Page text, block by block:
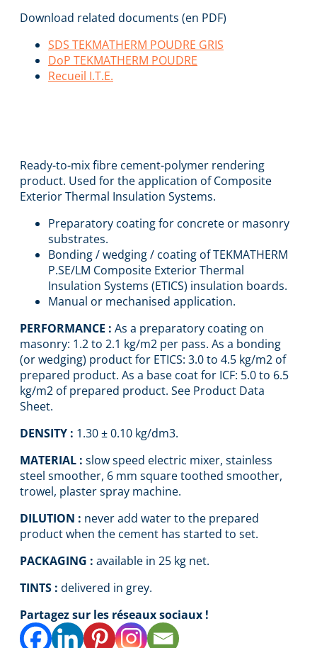
Download related documents (en PDF)
SDS TEKMATHERM POUDRE GRIS
DoP TEKMATHERM POUDRE
Recueil I.T.E.
Ready-to-mix fibre cement-polymer rendering
product. Used for the application of Composite
Exterior Thermal Insulation Systems.
Preparatory coating for concrete or masonry
substrates.
Bonding / wedging / coating of TEKMATHERM
P.SE/LM Composite Exterior Thermal
Insulation Systems (ETICS) insulation boards.
Manual or mechanised application.
PERFORMANCE : As a preparatory coating on
masonry: 1.2 to 2.1 kg/m2 per pass. As a bonding
(or wedging) product for ETICS: 3.0 to 4.5 kg/m2 of
prepared product. As a base coat for ICF: 5.0 to 6.5
kg/m2 of prepared product. See Product Data
Sheet.
DENSITY : 1.30 ± 0.10 kg/dm3.
MATERIAL : slow speed electric mixer, stainless
steel smoother, 6 mm square toothed smoother,
trowel, plaster spray machine.
DILUTION : never add water to the prepared
product when the cement has started to set.
PACKAGING : available in 25 kg net.
TINTS : delivered in grey.
Partagez sur les réseaux sociaux !